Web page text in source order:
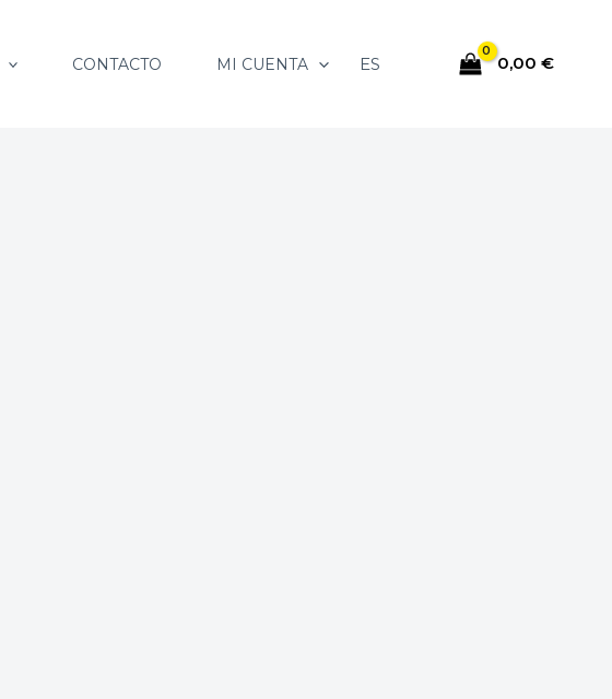
CONTACTO MI CUENTA ES 0,00€